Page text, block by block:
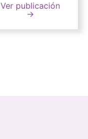
Ver publicación
→